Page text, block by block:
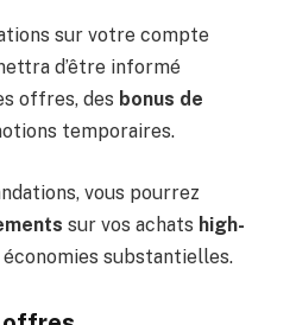
sur votre compte
d’être informé
offres, des bonus de
temporaires.
vous pourrez
sur vos achats high-
substantielles.